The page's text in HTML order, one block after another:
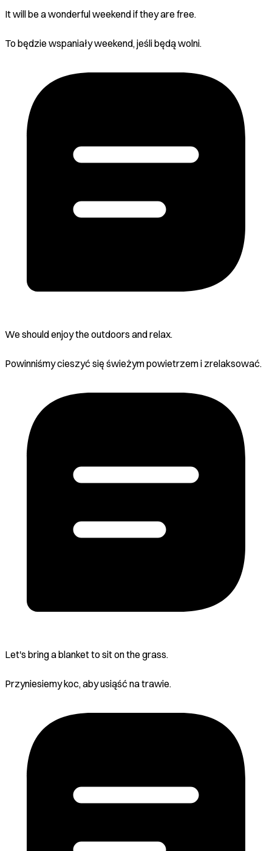
It will be a wonderful weekend if they are free.
To będzie wspaniały weekend, jeśli będą wolni.
We should enjoy the outdoors and relax.
Powinniśmy cieszyć się świeżym powietrzem i zrelaksować.
Let's bring a blanket to sit on the grass.
Przyniesiemy koc, aby usiąść na trawie.